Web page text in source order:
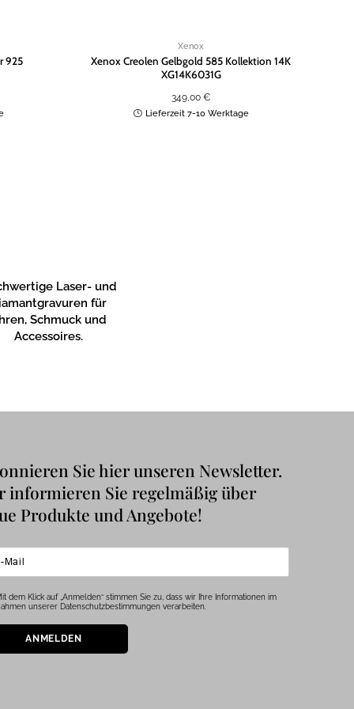
925
Xenox
Xenox Creolen Gelbgold 585 Kollektion 14K
XG14K6031G
349,00 €
Lieferzeit 7-10 Werktage
Laser- und
für
Schmuck und
Accessoires.
Sie hier unseren Newsletter.
informieren Sie regelmäßig über
Produkte und Angebote!
dem Klick auf „Anmelden“ stimmen Sie zu, dass wir Ihre Informationen im
unserer Datenschutzbestimmungen verarbeiten.
ANMELDEN